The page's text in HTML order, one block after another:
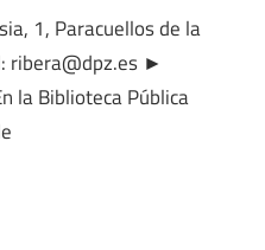
1, Paracuellos de la
ribera@dpz.es ►
la Biblioteca Pública